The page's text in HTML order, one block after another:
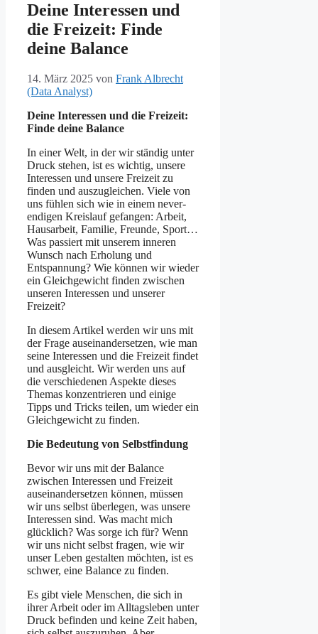
Deine Interessen und
die Freizeit: Finde
deine Balance
14. März 2025 von Frank Albrecht
(Data Analyst)
Deine Interessen und die Freizeit:
Finde deine Balance
In einer Welt, in der wir ständig unter
Druck stehen, ist es wichtig, unsere
Interessen und unsere Freizeit zu
finden und auszugleichen. Viele von
uns fühlen sich wie in einem never-
endigen Kreislauf gefangen: Arbeit,
Hausarbeit, Familie, Freunde, Sport…
Was passiert mit unserem inneren
Wunsch nach Erholung und
Entspannung? Wie können wir wieder
ein Gleichgewicht finden zwischen
unseren Interessen und unserer
Freizeit?
In diesem Artikel werden wir uns mit
der Frage auseinandersetzen, wie man
seine Interessen und die Freizeit findet
und ausgleicht. Wir werden uns auf
die verschiedenen Aspekte dieses
Themas konzentrieren und einige
Tipps und Tricks teilen, um wieder ein
Gleichgewicht zu finden.
Die Bedeutung von Selbstfindung
Bevor wir uns mit der Balance
zwischen Interessen und Freizeit
auseinandersetzen können, müssen
wir uns selbst überlegen, was unsere
Interessen sind. Was macht mich
glücklich? Was sorge ich für? Wenn
wir uns nicht selbst fragen, wie wir
unser Leben gestalten möchten, ist es
schwer, eine Balance zu finden.
Es gibt viele Menschen, die sich in
ihrer Arbeit oder im Alltagsleben unter
Druck befinden und keine Zeit haben,